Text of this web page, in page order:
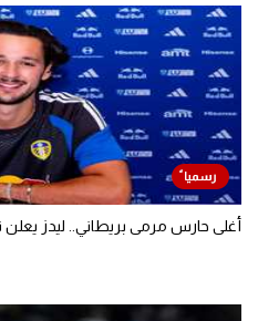
أغلى حارس مرمى بريطاني.. ليدز